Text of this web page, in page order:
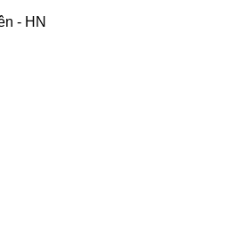
- HN